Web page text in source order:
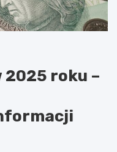
2025 roku –